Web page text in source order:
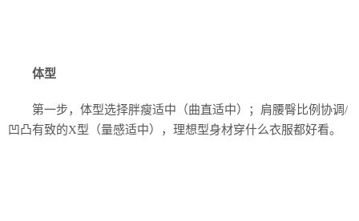
体型
第一步，体型选择胖瘦适中（曲直适中）；肩腰臀比例协调/
凹凸有致的X型（量感适中），理想型身材穿什么衣服都好看。